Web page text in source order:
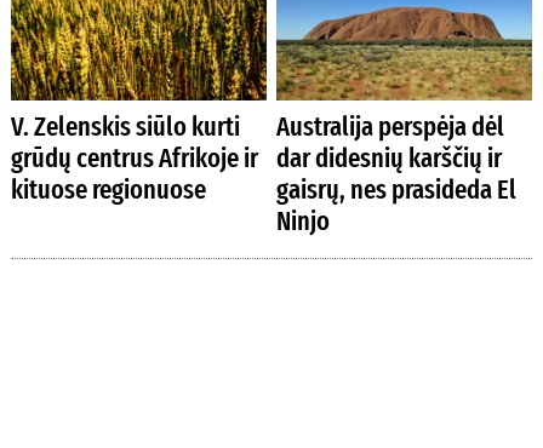
V. Zelenskis siūlo kurti
grūdų centrus Afrikoje ir
kituose regionuose
Australija perspėja dėl
dar didesnių karščių ir
gaisrų, nes prasideda El
Ninjo